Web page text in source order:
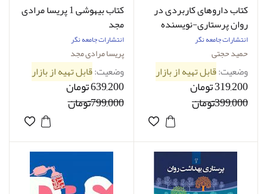
کتاب داروهای کاربردی در
روان پرستاری-نویسنده
دکتر حمید حجتی
انتشارات جامعه نگر
حمید حجتی
وضعیت:قابل تهیه از بازار
319,200 تومان
399,000تومان
کتاب بیهوشی 1 پریسا مرادی
مجد
انتشارات جامعه نگر
پریسا مرادی مجد
وضعیت:قابل تهیه از بازار
639,200 تومان
799,000تومان